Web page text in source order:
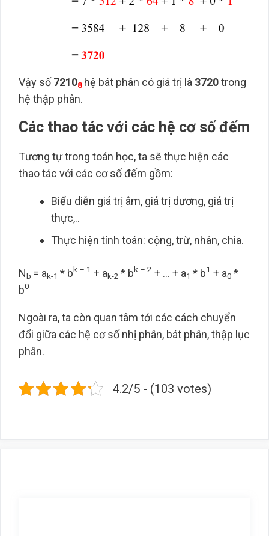
Vậy số72108 hệ bát phân có giá trị là 3720trong
hệ thập phân.
Các thao tác với các hệ cơ số đếm
Tương tự trong toán học, ta sẽ thực hiện các
thao tác với các cơ số đếm gồm:
Biểu diễn giá trị âm, giá trị dương, giá trị
thực,..
Thực hiện tính toán: cộng, trừ, nhân, chia.
Nb = ak-1 * bk – 1 + ak-2 * bk – 2 + … + a1 * b1 + a0 *
b0
Ngoài ra, ta còn quan tâm tới các cách chuyển
đổi giữa các hệ cơ số nhị phân, bát phân, thập lục
phân.
4.2/5 - (103 votes)